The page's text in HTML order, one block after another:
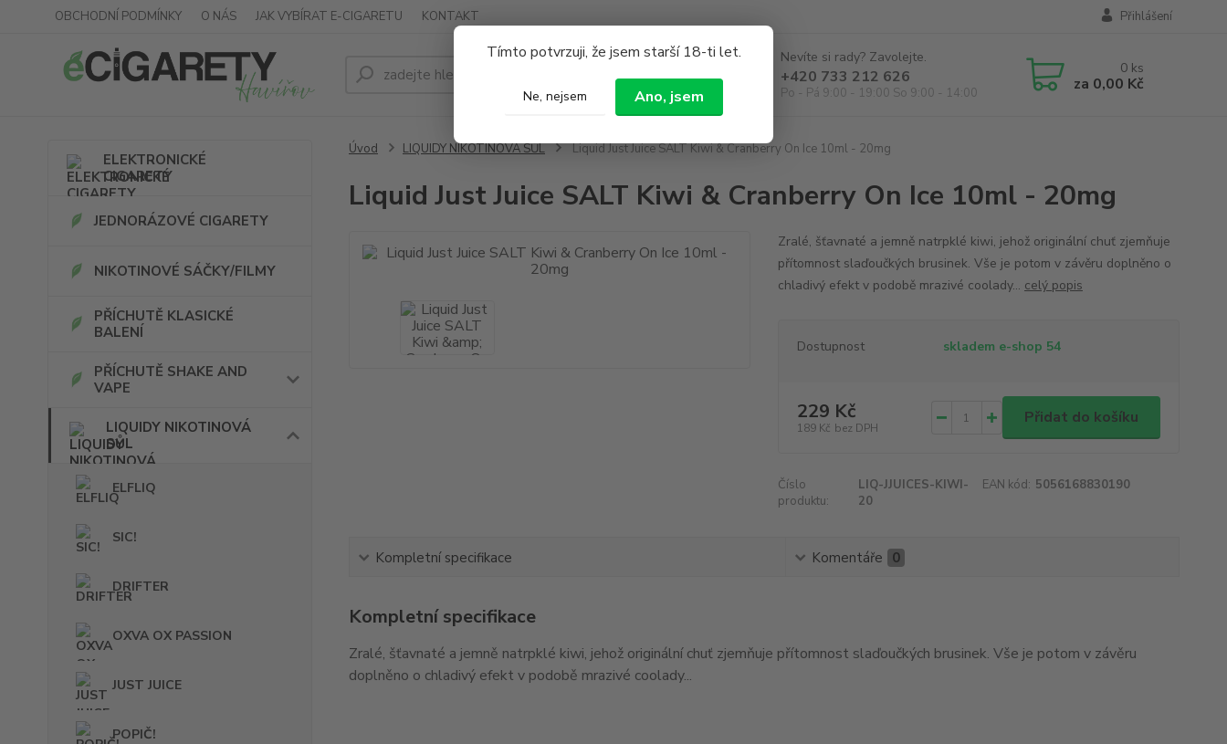
Tímto potvrzuji, že jsem starší 18-ti let.
Ne, nejsem Ano, jsem
OBCHODNÍ PODMÍNKY O NÁS JAK VYBÍRAT E-CIGARETU KONTAKT Přihlášení
Hledat
Nevíte si rady? Zavolejte.
+420 733 212 626
Po - Pá 9:00 - 19:00 So 9:00 - 14:00
0 ks
za 0,00 Kč
ELEKTRONICKÉ
CIGARETY
JEDNORÁZOVÉ CIGARETY
NIKOTINOVÉ SÁČKY/FILMY
PŘÍCHUTĚ KLASICKÉ
BALENÍ
PŘÍCHUTĚ SHAKE AND
VAPE
LIQUIDY NIKOTINOVÁ
SŮL
ELFLIQ
SIC!
DRIFTER
OXVA OX PASSION
JUST JUICE
POPIČ!
Úvod LIQUIDY NIKOTINOVÁ SŮL Liquid Just Juice SALT Kiwi & Cranberry On Ice 10ml - 20mg
Liquid Just Juice SALT Kiwi & Cranberry On Ice 10ml - 20mg
Zralé, šťavnaté a jemně natrpklé kiwi, jehož originální chuť zjemňuje
přítomnost slaďoučkých brusinek. Vše je potom v závěru doplněno o
chladivý efekt v podobě mrazivé coolady... celý popis
Dostupnost skladem e-shop 54
229 Kč
189 Kč bez DPH
Přidat do košíku
Číslo
produktu:
LIQ-JJUICES-KIWI-
20
EAN kód: 5056168830190
Kompletní specifikace Komentáře 0
Kompletní specifikace
Zralé, šťavnaté a jemně natrpklé kiwi, jehož originální chuť zjemňuje přítomnost slaďoučkých brusinek. Vše je potom v závěru
doplněno o chladivý efekt v podobě mrazivé coolady...